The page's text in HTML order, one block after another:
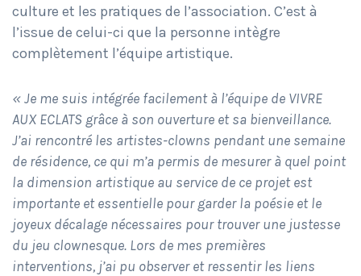
culture et les pratiques de l’association. C’est à
l’issue de celui-ci que la personne intègre
complètement l’équipe artistique.
« Je me suis intégrée facilement à l’équipe de VIVRE
AUX ECLATS grâce à son ouverture et sa bienveillance.
J’ai rencontré les artistes-clowns pendant une semaine
de résidence, ce qui m’a permis de mesurer à quel point
la dimension artistique au service de ce projet est
importante et essentielle pour garder la poésie et le
joyeux décalage nécessaires pour trouver une justesse
du jeu clownesque. Lors de mes premières
interventions, j’ai pu observer et ressentir les liens